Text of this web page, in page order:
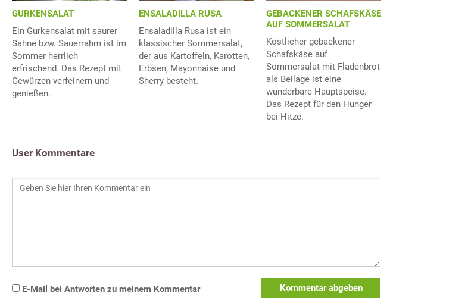
GURKENSALAT
Ein Gurkensalat mit saurer
Sahne bzw. Sauerrahm ist im
Sommer herrlich
erfrischend. Das Rezept mit
Gewürzen verfeinern und
genießen.
ENSALADILLA RUSA
Ensaladilla Rusa ist ein
klassischer Sommersalat,
der aus Kartoffeln, Karotten,
Erbsen, Mayonnaise und
Sherry besteht.
GEBACKENER SCHAFSKÄSE
AUF SOMMERSALAT
Köstlicher gebackener
Schafskäse auf
Sommersalat mit Fladenbrot
als Beilage ist eine
wunderbare Hauptspeise.
Das Rezept für den Hunger
bei Hitze.
User Kommentare
E-Mail bei Antworten zu meinem Kommentar Kommentar abgeben